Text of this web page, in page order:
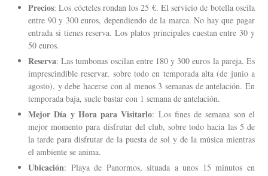
Precios: Los cócteles rondan los 25 €. El servicio de botella oscila
entre 90 y 300 euros, dependiendo de la marca. No hay que pagar
entrada si tienes reserva. Los platos principales cuestan entre 30 y
50 euros.
Reserva: Las tumbonas oscilan entre 180 y 300 euros la pareja. Es
imprescindible reservar, sobre todo en temporada alta (de junio a
agosto), y debe hacerse con al menos 3 semanas de antelación. En
temporada baja, suele bastar con 1 semana de antelación.
Mejor Día y Hora para Visitarlo: Los fines de semana son el
mejor momento para disfrutar del club, sobre todo hacia las 5 de
la tarde para disfrutar de la puesta de sol y de la música mientras
el ambiente se anima.
Ubicación: Playa de Panormos, situada a unos 15 minutos en